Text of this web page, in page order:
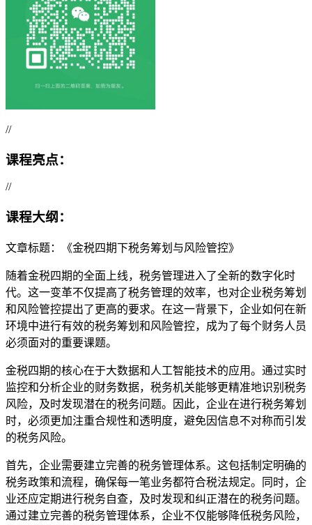
//
课程亮点：
//
课程大纲：
文章标题：《金税四期下税务筹划与风险管控》
随着金税四期的全面上线，税务管理进入了全新的数字化时
代。这一变革不仅提高了税务管理的效率，也对企业税务筹划
和风险管控提出了更高的要求。在这一背景下，企业如何在新
环境中进行有效的税务筹划和风险管控，成为了每个财务人员
必须面对的重要课题。
金税四期的核心在于大数据和人工智能技术的应用。通过实时
监控和分析企业的财务数据，税务机关能够更精准地识别税务
风险，及时发现潜在的税务问题。因此，企业在进行税务筹划
时，必须更加注重合规性和透明度，避免因信息不对称而引发
的税务风险。
首先，企业需要建立完善的税务管理体系。这包括制定明确的
税务政策和流程，确保每一笔业务都符合税法规定。同时，企
业还应定期进行税务自查，及时发现和纠正潜在的税务问题。
通过建立完善的税务管理体系，企业不仅能够降低税务风险，